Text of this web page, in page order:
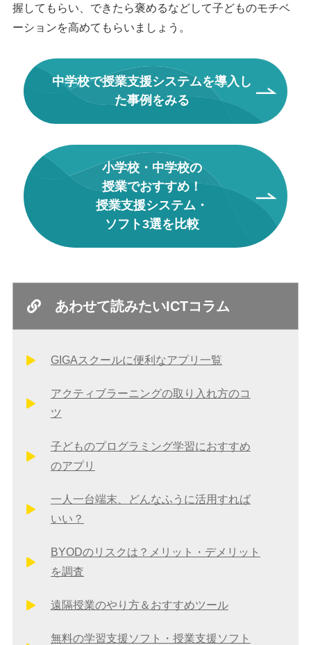
握してもらい、できたら褒めるなどして子どものモチベ
ーションを高めてもらいましょう。
中学校で授業支援システムを導入し
た事例をみる
小学校・中学校の
授業でおすすめ！
授業支援システム・
ソフト3選を比較
あわせて読みたいICTコラム
GIGAスクールに便利なアプリ一覧
アクティブラーニングの取り入れ方のコ
ツ
子どものプログラミング学習におすすめ
のアプリ
一人一台端末、どんなふうに活用すれば
いい？
BYODのリスクは？メリット・デメリット
を調査
遠隔授業のやり方＆おすすめツール
無料の学習支援ソフト・授業支援ソフト